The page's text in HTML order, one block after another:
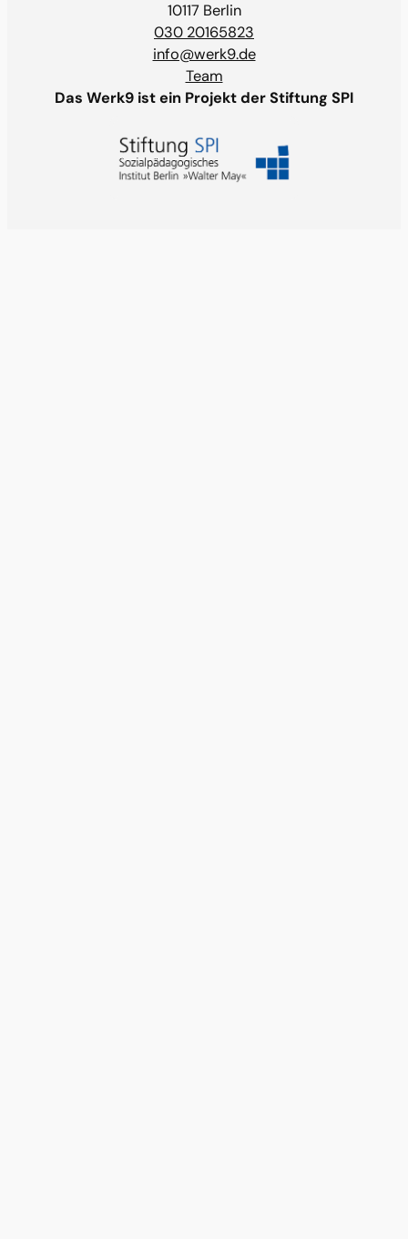
10117 Berlin
030 20165823
info@werk9.de
Team
Das Werk9 ist ein Projekt der Stiftung SPI